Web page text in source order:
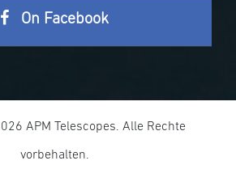
On Facebook
APM Telescopes. Alle Rechte
vorbehalten.